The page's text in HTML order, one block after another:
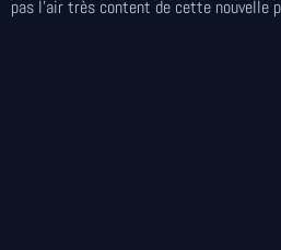
pas l'air très content de cette nouvelle